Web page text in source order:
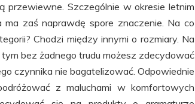
przewiewne. Szczególnie w okresie letnim
zaś naprawdę spore znaczenie. Na co
Chodzi między innymi o rozmiary. Na
bez żadnego trudu możesz zdecydować
czynnika nie bagatelizować. Odpowiednie
z maluchami w komfortowych